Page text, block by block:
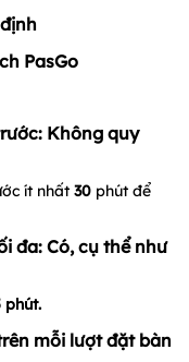
PasGo
Không quy
ít nhất 30 phút để
đa: Có, cụ thể như
phút.
mỗi lượt đặt bàn